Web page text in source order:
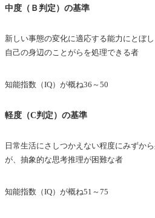
中度（Ｂ判定）の基準
新しい事態の変化に適応する能力にとぼ
自己の身辺のことがらを処理できる者
知能指数（IQ）が概ね36～50
軽度（C判定）の基準
日常生活にさしつかえない程度にみずか
が、抽象的な思考推理が困難な者
知能指数（IQ）が概ね51～75